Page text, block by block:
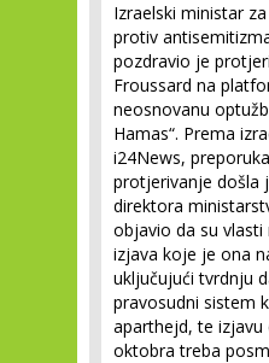
Izraelski ministar
protiv
pozdravio je
Froussard na
neosnovanu
Hamas“. Prema
i24News,
protjerivanje došla
direktora
objavio da su vlasti
izjava koje je ona
uključujući tvrdnju
pravosudni sistem
aparthejd, te izjavu
oktobra treba